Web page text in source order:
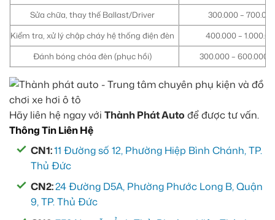
Sửa chữa, thay thế Ballast/Driver
300.000 –
Kiểm tra, xử lý chập cháy hệ thống điện đèn
400.000 –
Đánh bóng chóa đèn (phục hồi)
300.000 – 600.000/
Hãy liên hệ ngay với Thành Phát Auto để được tư vấn.
Thông Tin Liên Hệ
CN1:11 Đường số 12, Phường Hiệp Bình Chánh, TP.
Thủ Đức
CN2:24 Đường D5A, Phường Phước Long B, Quận
9, TP. Thủ Đức